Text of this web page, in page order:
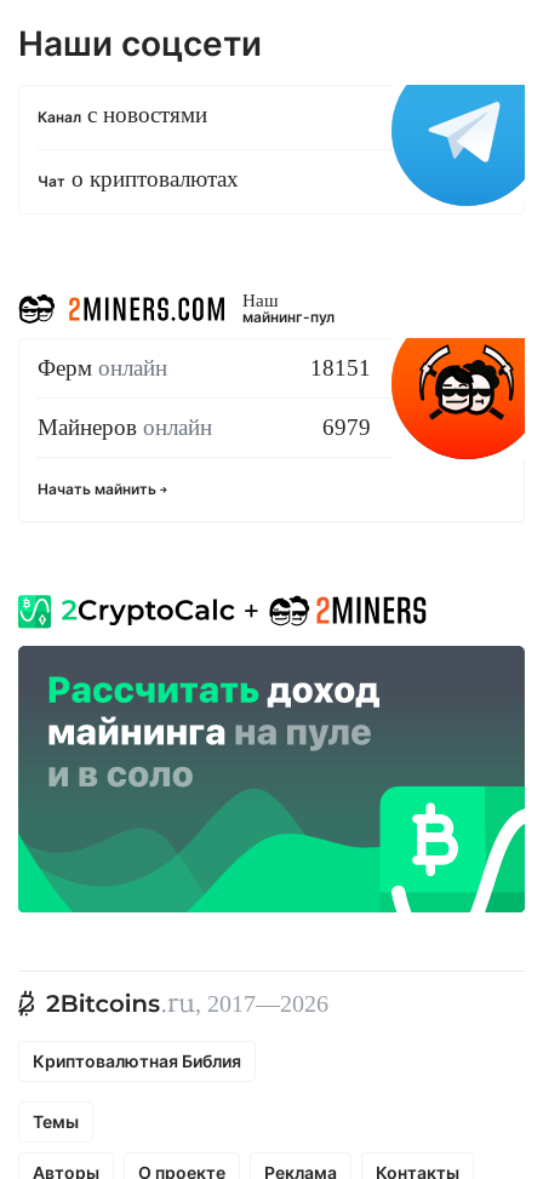
Наши соцсети
Канал с новостями
Чат о криптовалютах
Наш
майнинг-пул
Ферм онлайн 18151
Майнеров онлайн 6979
Начать майнить
, 2017—2026
Криптовалютная Библия
Темы
Авторы О проекте Реклама Контакты